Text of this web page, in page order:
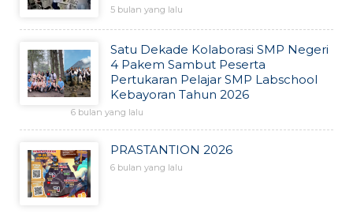
5 bulan yang lalu
Satu Dekade Kolaborasi SMP Negeri
4 Pakem Sambut Peserta
Pertukaran Pelajar SMP Labschool
Kebayoran Tahun 2026
6 bulan yang lalu
PRASTANTION 2026
6 bulan yang lalu